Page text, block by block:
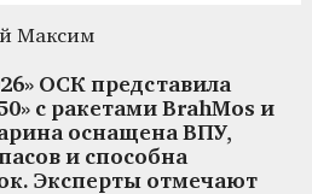
Максим
ОСК представила
с ракетами BrahMos и
оснащена ВПУ,
и способна
Эксперты отмечают